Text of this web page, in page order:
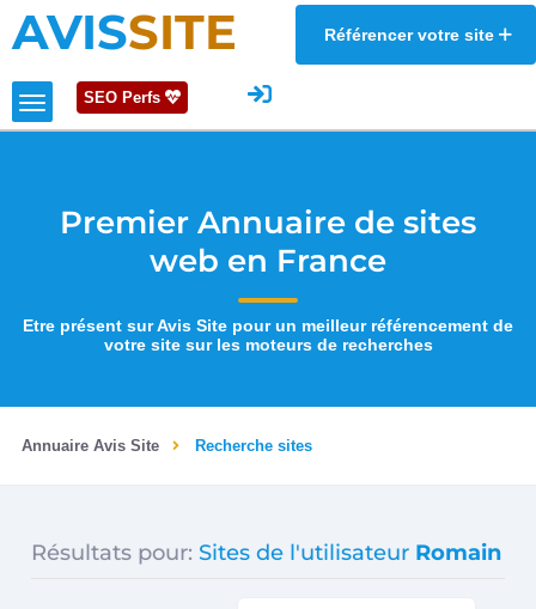
AVISSITE Référencer votre site
SEO Perfs
Premier Annuaire de sites
web en France
Etre présent sur Avis Site pour un meilleur référencement de
votre site sur les moteurs de recherches
Annuaire Avis Site Recherche sites
Résultats pour: Sites de l'utilisateur Romain